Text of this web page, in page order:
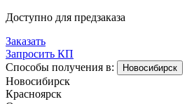
Доступно для предзаказа
Заказать
Запросить КП
Способы получения в:
Новосибирск
Новосибирск
Красноярск